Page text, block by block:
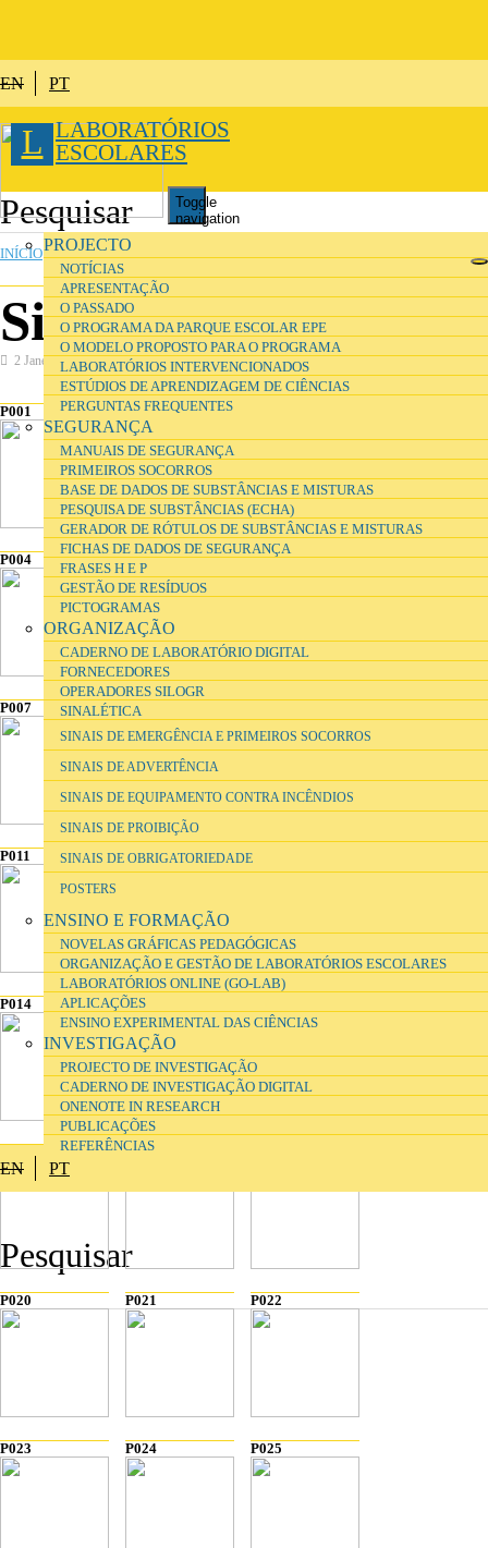
EN PT
L LABORATÓRIOS
ESCOLARES
Toggle
navigation
PROJECTO
NOTÍCIAS
APRESENTAÇÃO
O PASSADO
O PROGRAMA DA PARQUE ESCOLAR EPE
O MODELO PROPOSTO PARA O PROGRAMA
LABORATÓRIOS INTERVENCIONADOS
ESTÚDIOS DE APRENDIZAGEM DE CIÊNCIAS
PERGUNTAS FREQUENTES
SEGURANÇA
MANUAIS DE SEGURANÇA
PRIMEIROS SOCORROS
BASE DE DADOS DE SUBSTÂNCIAS E MISTURAS
PESQUISA DE SUBSTÂNCIAS (ECHA)
GERADOR DE RÓTULOS DE SUBSTÂNCIAS E MISTURAS
FICHAS DE DADOS DE SEGURANÇA
FRASES H E P
GESTÃO DE RESÍDUOS
PICTOGRAMAS
ORGANIZAÇÃO
CADERNO DE LABORATÓRIO DIGITAL
FORNECEDORES
OPERADORES SILOGR
SINALÉTICA
SINAIS DE EMERGÊNCIA E PRIMEIROS SOCORROS
SINAIS DE ADVERTÊNCIA
SINAIS DE EQUIPAMENTO CONTRA INCÊNDIOS
SINAIS DE PROIBIÇÃO
SINAIS DE OBRIGATORIEDADE
POSTERS
ENSINO E FORMAÇÃO
NOVELAS GRÁFICAS PEDAGÓGICAS
ORGANIZAÇÃO E GESTÃO DE LABORATÓRIOS ESCOLARES
LABORATÓRIOS ONLINE (GO-LAB)
APLICAÇÕES
ENSINO EXPERIMENTAL DAS CIÊNCIAS
INVESTIGAÇÃO
PROJECTO DE INVESTIGAÇÃO
CADERNO DE INVESTIGAÇÃO DIGITAL
ONENOTE IN RESEARCH
PUBLICAÇÕES
REFERÊNCIAS
EN PT
ESTÁ AQUI
INÍCIO»ORGANIZAÇÃO»SINALÉTICA
Sinais de proibição
2 Janeiro 2017
P001 P002
P004 P005 P006
P007 P008
P011 P012 P013
P014 P015
P018
P020 P021 P022
P023 P024 P025